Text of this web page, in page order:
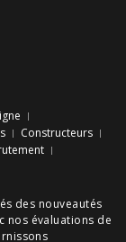
Constructeurs
des nouveautés
nos évaluations de